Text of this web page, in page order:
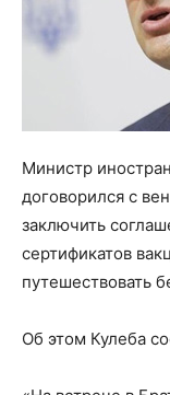
Министр
договорился с
заключить
сертификатов
путешествовать
Об этом Кулеба